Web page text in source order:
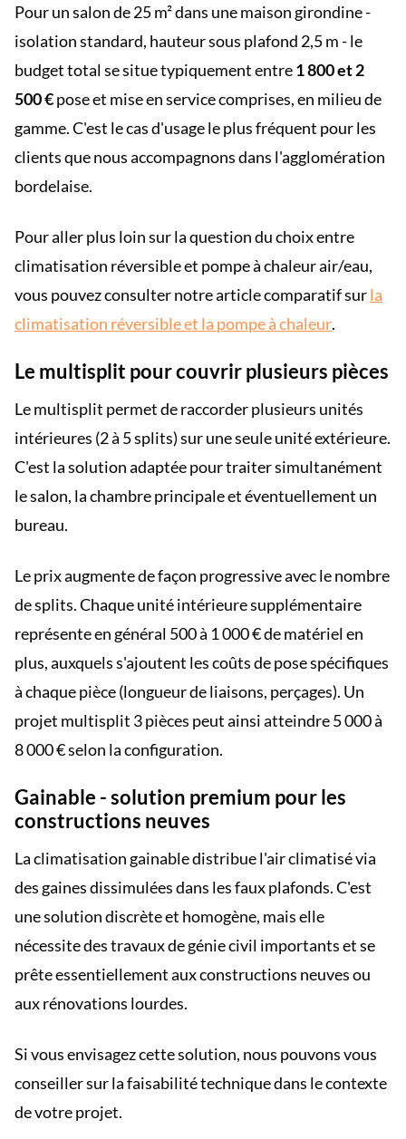
Pour un salon de 25 m² dans une maison girondine -
isolation standard, hauteur sous plafond 2,5 m - le
budget total se situe typiquement entre1 800 et 2
500 €pose et mise en service comprises, en milieu de
gamme. C'est le cas d'usage le plus fréquent pour les
clients que nous accompagnons dans l'agglomération
bordelaise.
Pour aller plus loin sur la question du choix entre
climatisation réversible et pompe à chaleur air/eau,
vous pouvez consulter notre article comparatif surla
climatisation réversible et la pompe à chaleur.
Le multisplit pour couvrir plusieurs pièces
Le multisplit permet de raccorder plusieurs unités
intérieures (2 à 5 splits) sur une seule unité extérieure.
C'est la solution adaptée pour traiter simultanément
le salon, la chambre principale et éventuellement un
bureau.
Le prix augmente de façon progressive avec le nombre
de splits. Chaque unité intérieure supplémentaire
représente en général 500 à 1 000 € de matériel en
plus, auxquels s'ajoutent les coûts de pose spécifiques
à chaque pièce (longueur de liaisons, perçages). Un
projet multisplit 3 pièces peut ainsi atteindre 5 000 à
8 000 € selon la configuration.
Gainable - solution premium pour les
constructions neuves
La climatisation gainable distribue l'air climatisé via
des gaines dissimulées dans les faux plafonds. C'est
une solution discrète et homogène, mais elle
nécessite des travaux de génie civil importants et se
prête essentiellement aux constructions neuves ou
aux rénovations lourdes.
Si vous envisagez cette solution, nous pouvons vous
conseiller sur la faisabilité technique dans le contexte
de votre projet.